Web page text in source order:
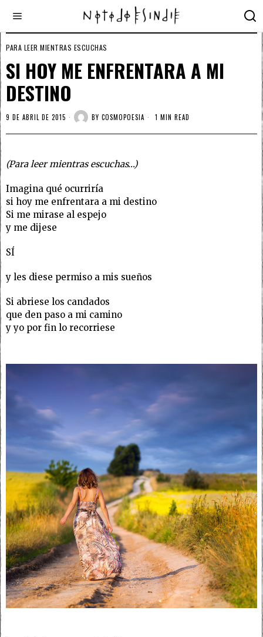
PARA LEER MIENTRAS ESCUCHAS
SI HOY ME ENFRENTARA A MI
DESTINO
9 DE ABRIL DE 2015 BY COSMOPOESIA 1 MIN READ
(Para leer mientras escuchas…)
Imagina qué ocurriría
si hoy me enfrentara a mi destino
Si me mirase al espejo
y me dijese
SÍ
y les diese permiso a mis sueños
Si abriese los candados
que den paso a mi camino
y yo por fin lo recorriese